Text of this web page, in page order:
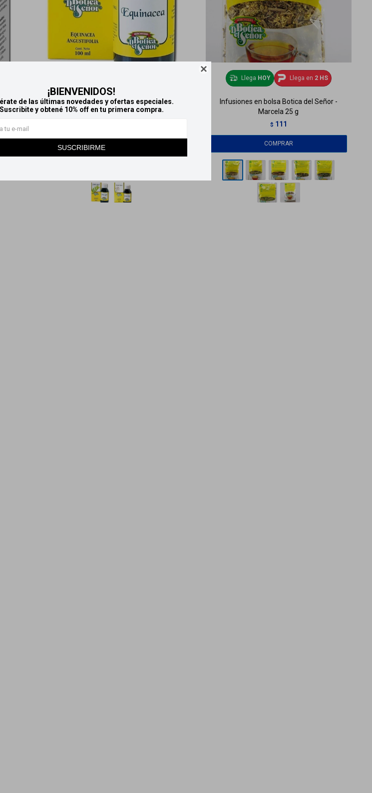

¡BIENVENIDOS!
de las últimas novedades y ofertas especiales.
Suscribite y obtené 10% off en tu primera compra.
SUSCRIBIRME
Tintura fitoextracto Botica del Señor -
Equinácea 100 ml
Llega HOY Llega en 2 HS
Infusiones en bolsa Botica del Señor -
Marcela 25 g
$ 111